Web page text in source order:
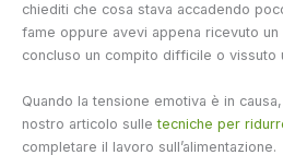
chiediti che cosa stava accadendo
fame oppure avevi appena ricevuto
concluso un compito difficile o vissuto
Quando la tensione emotiva è in
nostro articolo sulletecniche per
completare il lavoro sull’alimentazione.